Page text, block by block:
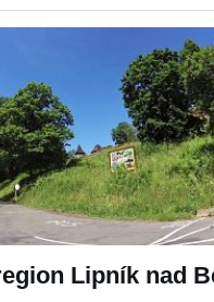
Lipník nad